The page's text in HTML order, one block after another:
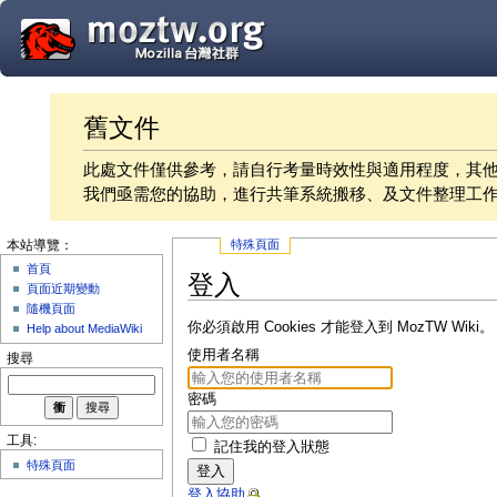
舊文件
此處文件僅供參考，請自行考量時效性與適用程度，其
我們亟需您的協助，進行共筆系統搬移、及文件整理工
特殊頁面
登入
你必須啟用 Cookies 才能登入到 MozTW Wiki。
使用者名稱
密碼
記住我的登入狀態
登入
本站導覽：
首頁
頁面近期變動
隨機頁面
Help about MediaWiki
搜尋
工具:
特殊頁面